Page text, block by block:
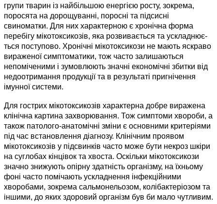
групи тварин із найбільшою енергією росту, зокрема,
поросята на дорощуванні, поросні та підсисні
свиноматки. Для них характерною є хронічна форма
перебігу мікотоксикозів, яка розвивається та ускладнює­
ться поступово. Хронічні мікотоксикози не мають яскраво
вираженої симптоматики, тож часто залишаються
непоміченими і зумовлюють значні економічні збитки від
недоотримання продукції та в результаті пригнічення
імунної системи.
Для гострих мікотоксикозів характерна добре виражена
клінічна картина захворювання. Тож симптоми хвороби, а
також патолого-анатомічні зміни є основними критеріями
під час встановлення діагнозу. Клінічним проявом
мікотоксикозів у підсвинків часто може бути некроз шкіри
на суглобах кінцівок та хвоста. Оскільки мікотоксикози
значно знижують опірну здатність організму, на їхньому
фоні часто помічають ускладнення інфекційними
хворобами, зокрема сальмонельозом, колібактеріозом та
іншими, до яких здоровий організм був би мало чутливим.